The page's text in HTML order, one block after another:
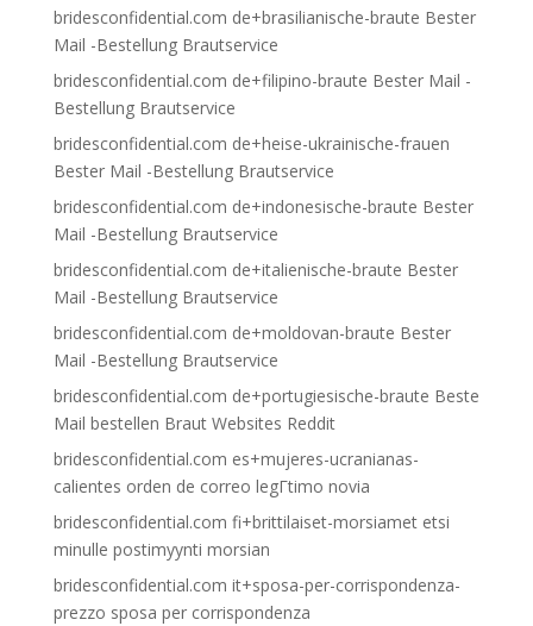
bridesconfidential.com de+brasilianische-braute Bester
Mail -Bestellung Brautservice
bridesconfidential.com de+filipino-braute Bester Mail -
Bestellung Brautservice
bridesconfidential.com de+heise-ukrainische-frauen
Bester Mail -Bestellung Brautservice
bridesconfidential.com de+indonesische-braute Bester
Mail -Bestellung Brautservice
bridesconfidential.com de+italienische-braute Bester
Mail -Bestellung Brautservice
bridesconfidential.com de+moldovan-braute Bester
Mail -Bestellung Brautservice
bridesconfidential.com de+portugiesische-braute Beste
Mail bestellen Braut Websites Reddit
bridesconfidential.com es+mujeres-ucranianas-
calientes orden de correo legГ­timo novia
bridesconfidential.com fi+brittilaiset-morsiamet etsi
minulle postimyynti morsian
bridesconfidential.com it+sposa-per-corrispondenza-
prezzo sposa per corrispondenza